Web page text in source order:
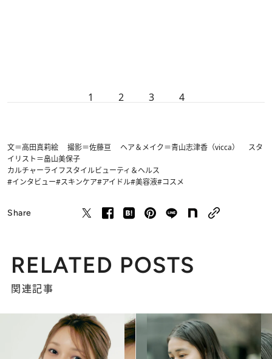
1 2 3 4
文＝高田真莉絵 撮影＝佐藤亘 ヘア＆メイク＝青山志津香（vicca） スタ
イリスト＝畠山美保子
カルチャーライフスタイルビューティ＆ヘルス
#インタビュー#スキンケア#アイドル#美容液#コスメ
Share
RELATED POSTS
関連記事